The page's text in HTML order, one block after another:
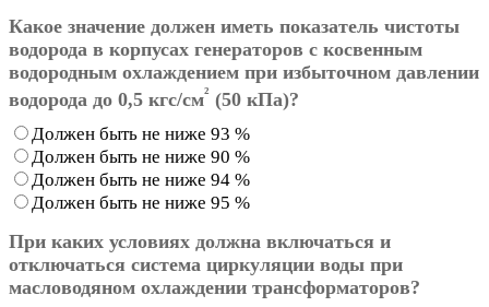
Какое значение должен иметь показатель чистоты
водорода в корпусах генераторов с косвенным
водородным охлаждением при избыточном давлении
водорода до 0,5 кгс/см² (50 кПа)?
Должен быть не ниже 93 %
Должен быть не ниже 90 %
Должен быть не ниже 94 %
Должен быть не ниже 95 %
При каких условиях должна включаться и
отключаться система циркуляции воды при
масловодяном охлаждении трансформаторов?